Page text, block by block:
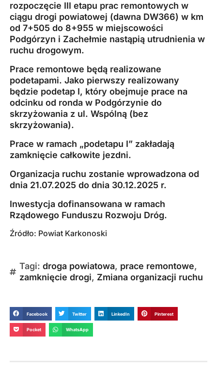
rozpoczęcie III etapu prac remontowych w
ciągu drogi powiatowej (dawna DW366) w km
od 7+505 do 8+955 w miejscowości
Podgórzyn i Zachełmie nastąpią utrudnienia w
ruchu drogowym.
Prace remontowe będą realizowane
podetapami. Jako pierwszy realizowany
będzie podetap I, który obejmuje prace na
odcinku od ronda w Podgórzynie do
skrzyżowania z ul. Wspólną (bez
skrzyżowania).
Prace w ramach „podetapu I” zakładają
zamknięcie całkowite jezdni.
Organizacja ruchu zostanie wprowadzona od
dnia 21.07.2025 do dnia 30.12.2025 r.
Inwestycja dofinansowana w ramach
Rządowego Funduszu Rozwoju Dróg.
Źródło: Powiat Karkonoski
Tagi: droga powiatowa, prace remontowe,
zamknięcie drogi, Zmiana organizacji ruchu
Facebook Twitter LinkedIn Pinterest
Pocket WhatsApp